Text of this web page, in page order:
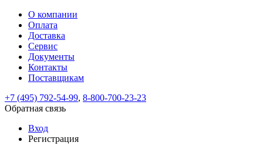
ВходРегистрация
Только
test@example.com
отправлена
по
ней
для
регистрации.
Только
Восстановление
пароля
Заполните
форму.
Мы
отправим
ссылку
на
На
вашу
test@test.ru
отправлена
ссылка.
Введите
новый
пароль
Пароль
успешно
Войти
Обратная
связь
Ваше
сообщение
успешно
О компании
Оплата
Доставка
Сервис
Документы
Контакты
Поставщикам
+7 (495) 792-54-99, 8-800-700-23-23
Обратная связь
Вход
Регистрация